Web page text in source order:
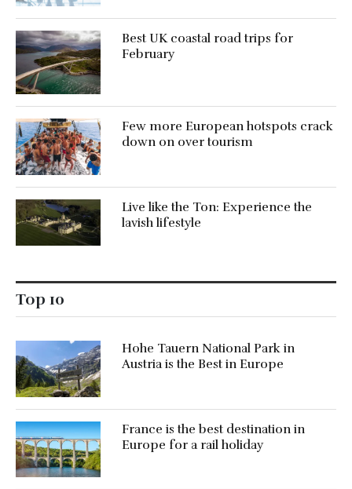
Best UK coastal road trips for
February
Few more European hotspots crack
down on over tourism
Live like the Ton: Experience the
lavish lifestyle
Top 10
Hohe Tauern National Park in
Austria is the Best in Europe
France is the best destination in
Europe for a rail holiday